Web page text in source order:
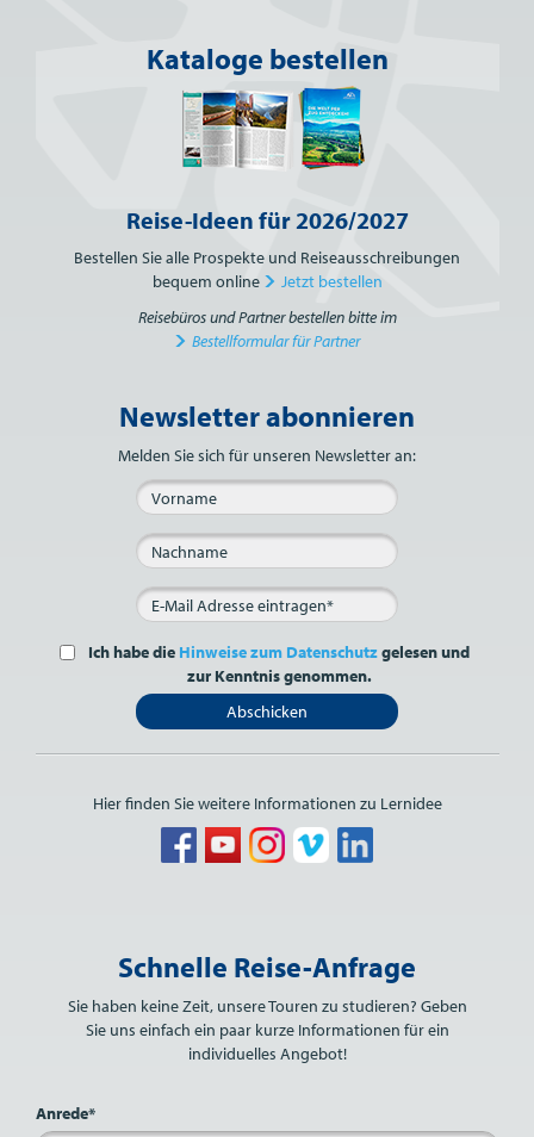
Kataloge bestellen
Reise-Ideen für 2026/2027
Bestellen Sie alle Prospekte und Reiseausschreibungen
bequem online
Jetzt bestellen
Reisebüros und Partner bestellen bitte im
Bestellformular für Partner
Bitte nicht ausfüllen.
Newsletter abonnieren
Melden Sie sich für unseren Newsletter an:
Ich habe die Hinweise zum Datenschutzgelesen und
zur Kenntnis genommen.
Abschicken
Hier finden Sie weitere Informationen zu Lernidee
Schnelle Reise-Anfrage
Sie haben keine Zeit, unsere Touren zu studieren? Geben
Sie uns einfach ein paar kurze Informationen für ein
individuelles Angebot!
Anrede*